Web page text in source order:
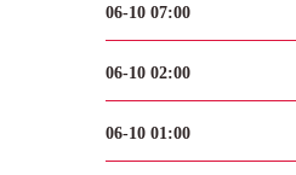
06-10 07:00
06-10 02:00
06-10 01:00